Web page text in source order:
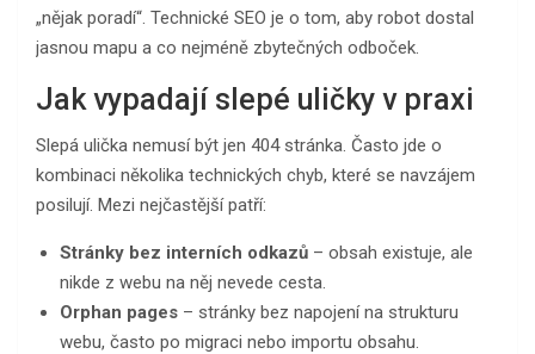
„nějak poradí“. Technické SEO je o tom, aby robot dostal
jasnou mapu a co nejméně zbytečných odboček.
Jak vypadají slepé uličky v praxi
Slepá ulička nemusí být jen 404 stránka. Často jde o
kombinaci několika technických chyb, které se navzájem
posilují. Mezi nejčastější patří:
Stránky bez interních odkazů – obsah existuje, ale
nikde z webu na něj nevede cesta.
Orphan pages – stránky bez napojení na strukturu
webu, často po migraci nebo importu obsahu.